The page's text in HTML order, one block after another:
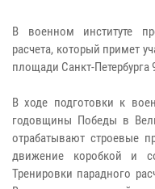
В военном институте
расчета, который примет
площади Санкт-Петербурга
В ходе подготовки к
годовщины Победы в
отрабатывают строевые
движение коробкой и
Тренировки парадного